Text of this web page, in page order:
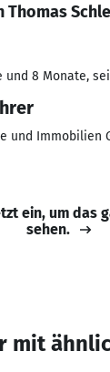
Thomas
und 8 Monate,
und Immobilien
ein, um das
sehen.
mit